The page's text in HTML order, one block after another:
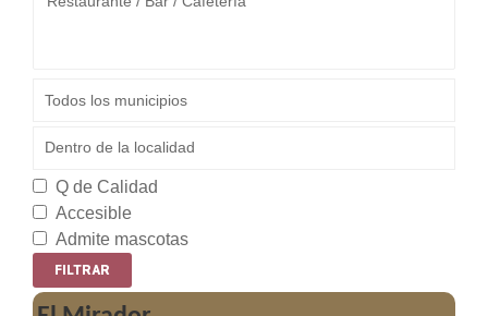
Q de Calidad
Accesible
Admite mascotas